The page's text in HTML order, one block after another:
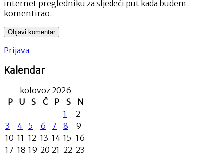
internet pregledniku za sljedeći put kada budem
komentirao.
Prijava
Kalendar
kolovoz 2026
P
U S Č P S
N
1
2
3
4 5 6 7 8
9
10 11 12 13 14 15 16
17 18 19 20 21 22 23